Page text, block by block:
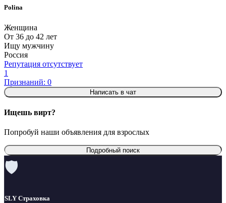
Polina
Женщина
От 36 до 42 лет
Ищу мужчину
Россия
Репутация отсутствует
1
Признаний: 0
Написать в чат
Ищешь вирт?
Попробуй наши объявления для взрослых
Подробный поиск
🛡
SLY Страховка